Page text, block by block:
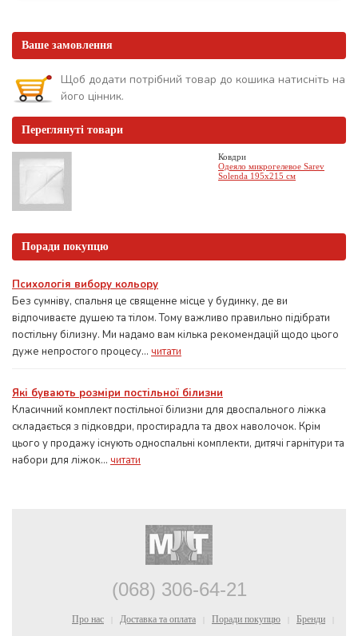
Ваше замовлення
Щоб додати потрібний товар до кошика натисніть на
його цінник.
Переглянуті товари
Ковдри
Одеяло микрогелевое Sarev
Solenda 195х215 см
Поради покупцю
Психологія вибору кольору
Без сумніву, спальня це священне місце у будинку, де ви
відпочиваєте душею та тілом. Тому важливо правильно підібрати
постільну білизну. Ми надамо вам кілька рекомендацій щодо цього
дуже непростого процесу... читати
Які бувають розміри постільної білизни
Класичний комплект постільної білизни для двоспального ліжка
складається з підковдри, простирадла та двох наволочок. Крім
цього у продажу існують односпальні комплекти, дитячі гарнітури та
набори для ліжок... читати
(068) 306-64-21
Про нас Доставка та оплата Поради покупцю Бренди